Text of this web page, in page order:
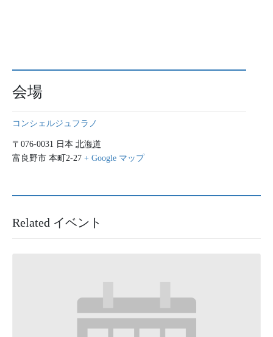
会場
コンシェルジュフラノ
〒076-0031 日本 北海道
富良野市 本町2-27 + Google マップ
Related イベント